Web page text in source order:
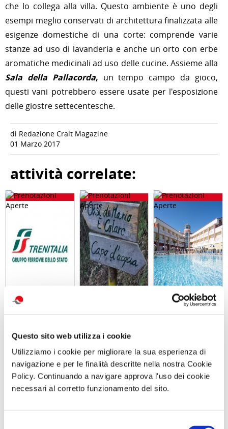
Questo sito web utilizza i cookie
Utilizziamo i cookie per migliorare la sua esperienza di
navigazione e per le finalità descritte nella nostra Cookie
Policy. Continuando a navigare approva l'uso dei cookie
necessari al corretto funzionamento del sito.
che lo collega alla villa. Questo ambiente è uno degli
esempi meglio conservati di architettura finalizzata alle
esigenze domestiche di una corte: comprende varie
stanze ad uso di lavanderia e anche un orto con erbe
aromatiche medicinali ad uso delle cucine. Assieme alla
Sala della Pallacorda, un tempo campo da gioco,
questi vani potrebbero essere usate per l'esposizione
delle giostre settecentesche.
di Redazione Cralt Magazine
01 Marzo 2017
attività correlate:
Abbonameni
Comunicato n. 23
DI MARIO
Settembre 2026
ore 10:00
Comunicato n. 96
SOGGIORNO A
Comunicato n. 29